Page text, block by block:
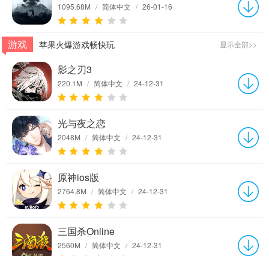
1095.68M / 简体中文 / 26-01-16
显示全部>>
游戏 苹果火爆游戏畅快玩
影之刃3
220.1M / 简体中文 / 24-12-31
光与夜之恋
2048M / 简体中文 / 24-12-31
原神ios版
2764.8M / 简体中文 / 24-12-31
三国杀Online
2560M / 简体中文 / 24-12-31